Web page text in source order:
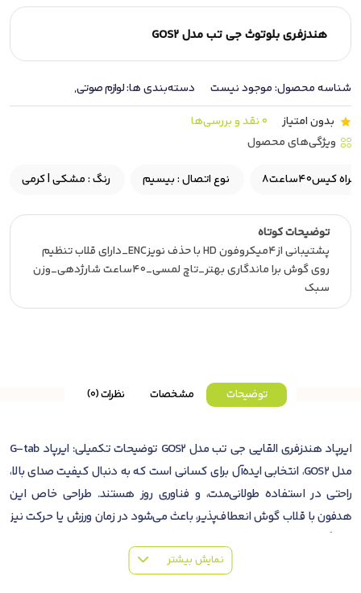
هندزفری بلوتوث جی تب مدل GOS2
شناسه محصول:موجود نیست دسته‌بندی ها:لوازم صوتی,
بدون امتیاز
0 نقد و بررسی‌ها
ویژگی‌های محصول
کیس۴۰ساعت نوع اتصال :بیسیم رنگ :مشکی | کرمی
توضیحات کوتاه
پشتیبانی از۴میکروفون HD با حذف نویزENC_دارای قلاب تنظیم
روی گوش برا ماندگاری بهتر_تاچ لمسی_۴۰ساعت شارژدهی_وزن
سبک
توضیحات مشخصات نظرات (0)
ایرپاد هندزفری القایی جی تب مدل GOS2 توضیحات تکمیلی: ایرپاد G-tab
مدل GOS2، انتخابی ایده‌آل برای کسانی است که به دنبال کیفیت صدای بالا،
راحتی در استفاده طولانی‌مدت، و فناوری روز هستند. طراحی خاص این
هدفون با قلاب گوش انعطاف‌پذیر، باعث می‌شود در زمان ورزش یا حرکت نیز
مجهز به فناوری بلوتوث برای اتصال سریع و بدون قطعی با انواع گوشی‌های
نمایش بیشتر